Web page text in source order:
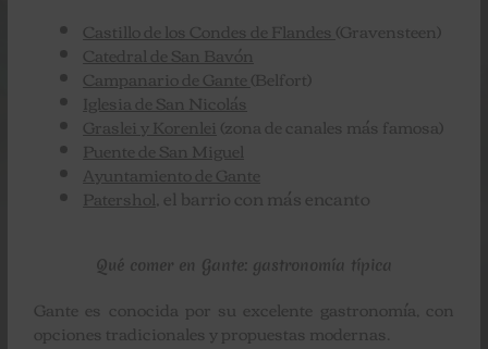
Castillo de los Condes de Flandes (Gravensteen)
Catedral de San Bavón
Campanario de Gante (Belfort)
Iglesia de San Nicolás
Graslei y Korenlei (zona de canales más famosa)
Puente de San Miguel
Ayuntamiento de Gante
Patershol , el barrio con más encanto
Qué comer en Gante: gastronomía típica
Gante es conocida por su excelente gastronomía, con
opciones tradicionales y propuestas modernas.